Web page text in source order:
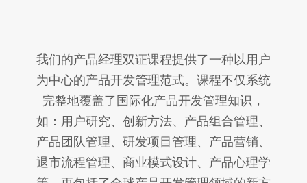
我们的产品经理双证课程提供了一种以用户
为中心的产品开发管理范式。课程不仅系统
完整地覆盖了国际化产品开发管理知识，
如：用户研究、创新方法、产品组合管理、
产品团队管理、研发项目管理、产品营销、
退市流程管理、商业模式设计、产品心理学